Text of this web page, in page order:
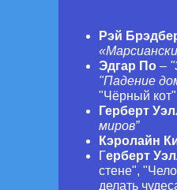
Рэй
Эдгар По –
"Падение
"Чёрный кот"
Герберт
миров”
Кэролайн
Герберт
стене",
делать